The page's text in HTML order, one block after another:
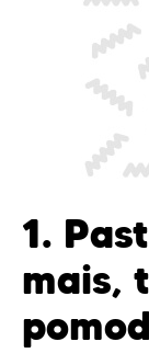
1.
mais,